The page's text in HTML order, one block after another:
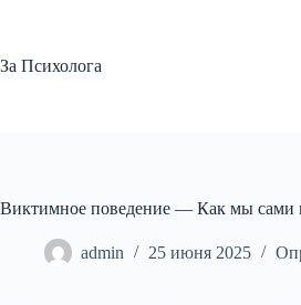
За Психолога
Виктимное поведение — Как мы сами
admin 25 июня 2025